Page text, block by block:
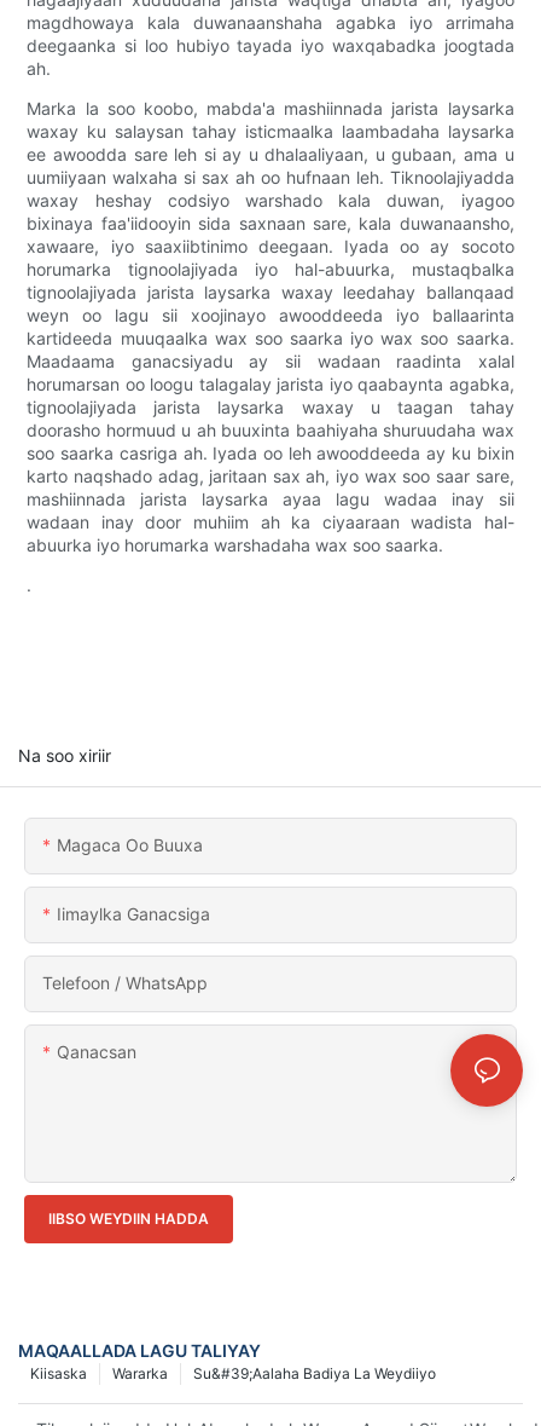
magdhowaya kala duwanaanshaha agabka iyo arrimaha
deegaanka si loo hubiyo tayada iyo waxqabadka joogtada
ah.
Marka la soo koobo, mabda'a mashiinnada jarista laysarka
waxay ku salaysan tahay isticmaalka laambadaha laysarka
ee awoodda sare leh si ay u dhalaaliyaan, u gubaan, ama u
uumiiyaan walxaha si sax ah oo hufnaan leh. Tiknoolajiyadda
waxay heshay codsiyo warshado kala duwan, iyagoo
bixinaya faa'iidooyin sida saxnaan sare, kala duwanaansho,
xawaare, iyo saaxiibtinimo deegaan. Iyada oo ay socoto
horumarka tignoolajiyada iyo hal-abuurka, mustaqbalka
tignoolajiyada jarista laysarka waxay leedahay ballanqaad
weyn oo lagu sii xoojinayo awooddeeda iyo ballaarinta
kartideeda muuqaalka wax soo saarka iyo wax soo saarka.
Maadaama ganacsiyadu ay sii wadaan raadinta xalal
horumarsan oo loogu talagalay jarista iyo qaabaynta agabka,
tignoolajiyada jarista laysarka waxay u taagan tahay
doorasho hormuud u ah buuxinta baahiyaha shuruudaha wax
soo saarka casriga ah. Iyada oo leh awooddeeda ay ku bixin
karto naqshado adag, jaritaan sax ah, iyo wax soo saar sare,
mashiinnada jarista laysarka ayaa lagu wadaa inay sii
wadaan inay door muhiim ah ka ciyaaraan wadista hal-
abuurka iyo horumarka warshadaha wax soo saarka.
.
Na soo xiriir
Magaca Oo Buuxa
Iimaylka Ganacsiga
Telefoon / WhatsApp
Qanacsan
IIBSO WEYDIIN HADDA
MAQAALLADA LAGU TALIYAY
Su&#39;aalaha Badiya La Weydiiyo
Wararka
Kiisaska